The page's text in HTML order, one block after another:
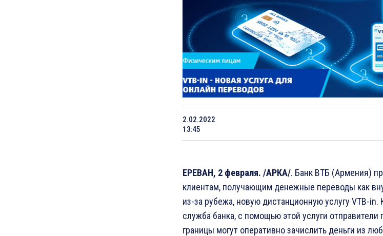
2.02.2022
13:45
ЕРЕВАН, 2 февраля. /АРКА/. Банк ВТБ (Армения)
клиентам, получающим денежные переводы как
из-за рубежа, новую дистанционную услугу VTB-
служба банка, с помощью этой услуги отправители
границы могут оперативно зачислить деньги из